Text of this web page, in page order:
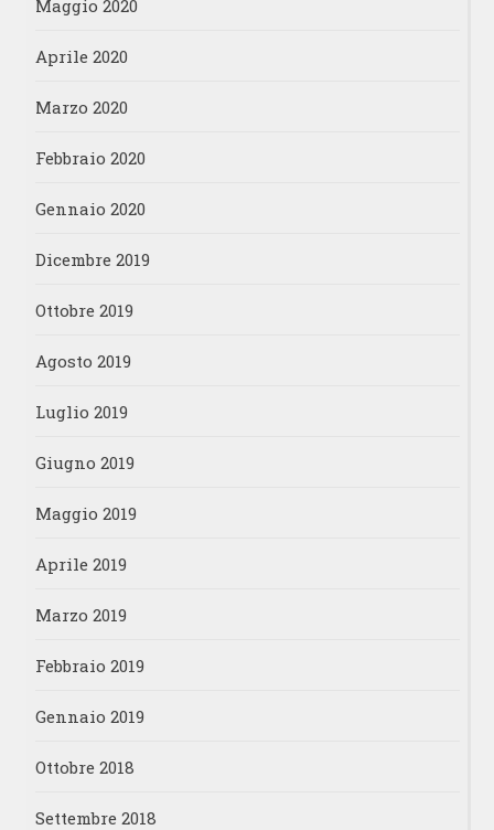
Maggio 2020
Aprile 2020
Marzo 2020
Febbraio 2020
Gennaio 2020
Dicembre 2019
Ottobre 2019
Agosto 2019
Luglio 2019
Giugno 2019
Maggio 2019
Aprile 2019
Marzo 2019
Febbraio 2019
Gennaio 2019
Ottobre 2018
Settembre 2018